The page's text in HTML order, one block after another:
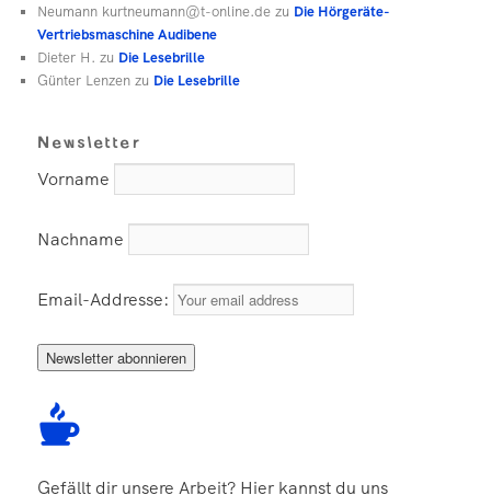
Neumann kurtneumann@t-online.de zu Die Hörgeräte-
Vertriebsmaschine Audibene
Dieter H. zu Die Lesebrille
Günter Lenzen zu Die Lesebrille
Newsletter
Vorname
Nachname
Email-Addresse:
Gefällt dir unsere Arbeit? Hier kannst du uns